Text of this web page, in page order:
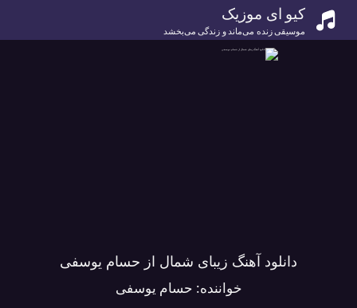
کیو ای موزیک
موسیقی زنده می‌ماند و زندگی می‌بخشد
دانلود آهنگ زیبای شمال از حسام یوسفی
خواننده: حسام یوسفی